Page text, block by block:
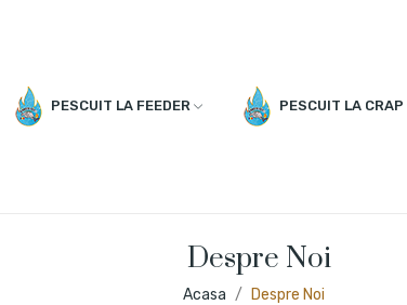
PESCUIT LA FEEDER PESCUIT LA CRAP
Despre Noi
Acasa Despre Noi